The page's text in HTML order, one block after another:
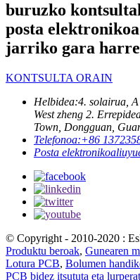
buruzko
posta
jarriko gara
KONTSULTA ORAIN
Helbidea:4. solairua, A
West zheng 2.
Town, Dongguan,
Telefonoa:+86
Posta elektronikoa
© Copyright - 2010-2020 :
Produktu beroak, Gunearen
Lotura PCB, Bolumen
PCB bidez itsututa eta